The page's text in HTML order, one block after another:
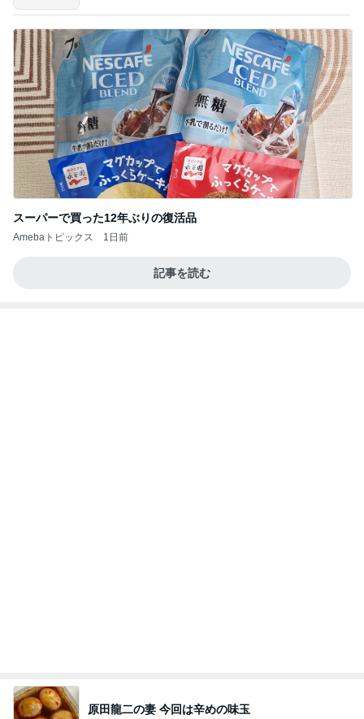
スーパーで買った12年ぶりの復活品
Amebaトピックス 1日前
記事を読む
原田龍二の妻 今回は辛めの味玉